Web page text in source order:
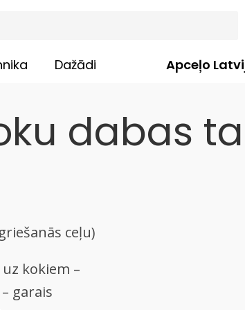
Dažādi Apceļo
dabas
ceļu)
kokiem –
garais